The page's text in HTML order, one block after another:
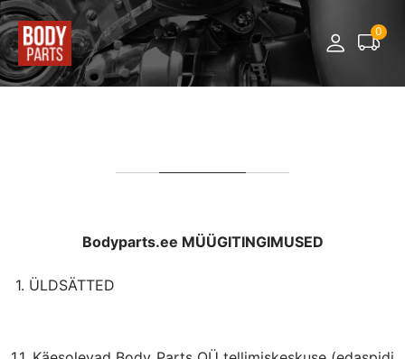
0
Bodyparts.ee MÜÜGITINGIMUSED
1. ÜLDSÄTTED